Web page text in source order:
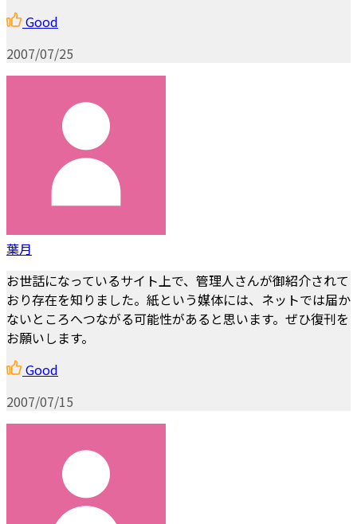
Good
2007/07/25
葉月
お世話になっているサイト上で、管理人さんが御紹介されて
おり存在を知りました。紙という媒体には、ネットでは届か
ないところへつながる可能性があると思います。ぜひ復刊を
お願いします。
Good
2007/07/15